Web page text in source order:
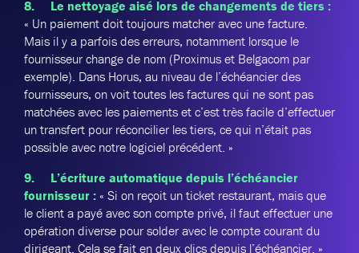
8. Le nettoyage aisé lors de changements de tiers :
« Un paiement doit toujours matcher avec une facture.
Mais il y a parfois des erreurs, notamment lorsque le
fournisseur change de nom (Proximus et Belgacom par
exemple). Dans Horus, au niveau de l’échéancier des
fournisseurs, on voit toutes les factures qui ne sont pas
matchées avec les paiements et c’est très facile d’effectuer
un transfert pour réconcilier les tiers, ce qui n’était pas
possible avec notre logiciel précédent. »
9. L’écriture automatique depuis l’échéancier
fournisseur : « Si on reçoit un ticket restaurant, mais que
le client a payé avec son compte privé, il faut effectuer une
opération diverse pour solder avec le compte courant du
dirigeant. Cela se fait en deux clics depuis l’échéancier. »